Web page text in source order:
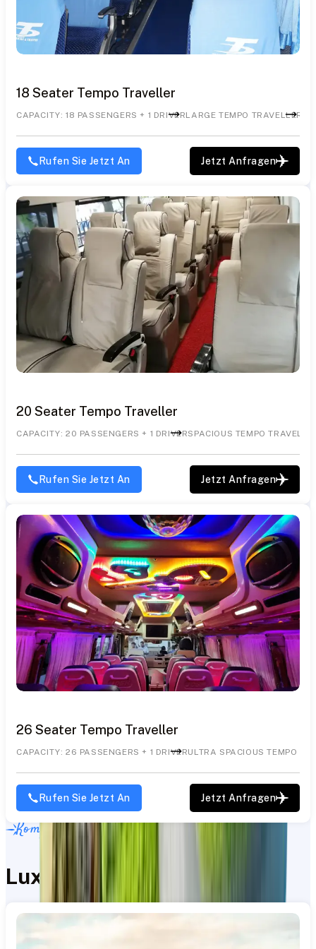
18 Seater Tempo Traveller
CAPACITY: 18 PASSENGERS + 1 DRIVERLARGE TEMPO TRAVELLER
Rufen Sie Jetzt An Jetzt Anfragen
20 Seater Tempo Traveller
CAPACITY: 20 PASSENGERS + 1 DRIVERSPACIOUS TEMPO
Rufen Sie Jetzt An Jetzt Anfragen
26 Seater Tempo Traveller
CAPACITY: 26 PASSENGERS + 1 DRIVERULTRA SPACIOUS TEMPO
Rufen Sie Jetzt An Jetzt Anfragen
Komfort für Gruppenreisen
Luxus-Vans